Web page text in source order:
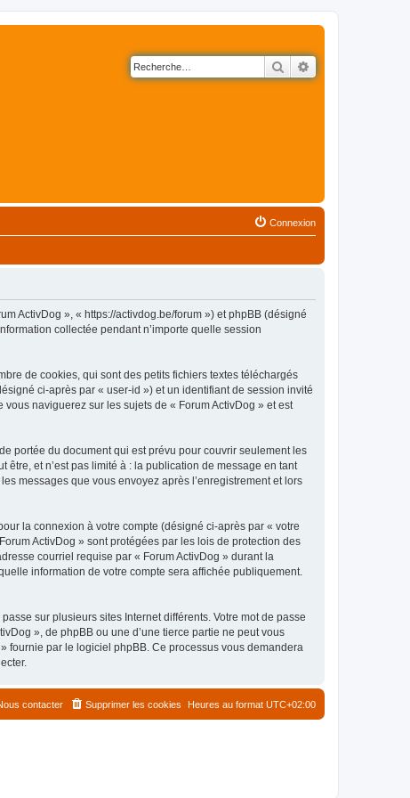
Rechercher
Connexion
ActivDog », « https://activdog.be/forum ») et phpBB (désigné
collectée pendant n’importe quelle session
de cookies, qui sont des petits fichiers textes téléchargés
ci-après par « user-id ») et un identifiant de session invité
naviguerez sur les sujets de « Forum ActivDog » et est
portée du document qui est prévu pour couvrir seulement les
et n’est pas limité à : la publication de message en tant
messages que vous envoyez après l’enregistrement et lors
la connexion à votre compte (désigné ci-après par « votre
ActivDog » sont protégées par les lois de protection des
courriel requise par « Forum ActivDog » durant la
information de votre compte sera affichée publiquement.
sur plusieurs sites Internet différents. Votre mot de passe
», de phpBB ou une d’une tierce partie ne peut vous
fournie par le logiciel phpBB. Ce processus vous demandera
Heures au format UTC+02:00
Supprimer les cookies
contacter